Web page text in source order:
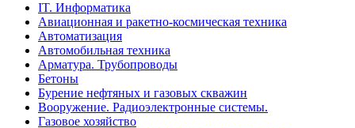
IT. Информатика
Авиационная и ракетно-космическая техника
Автоматизация
Автомобильная техника
Арматура. Трубопроводы
Бетоны
Бурение нефтяных и газовых скважин
Вооружение. Радиоэлектронные системы.
Газовое хозяйство